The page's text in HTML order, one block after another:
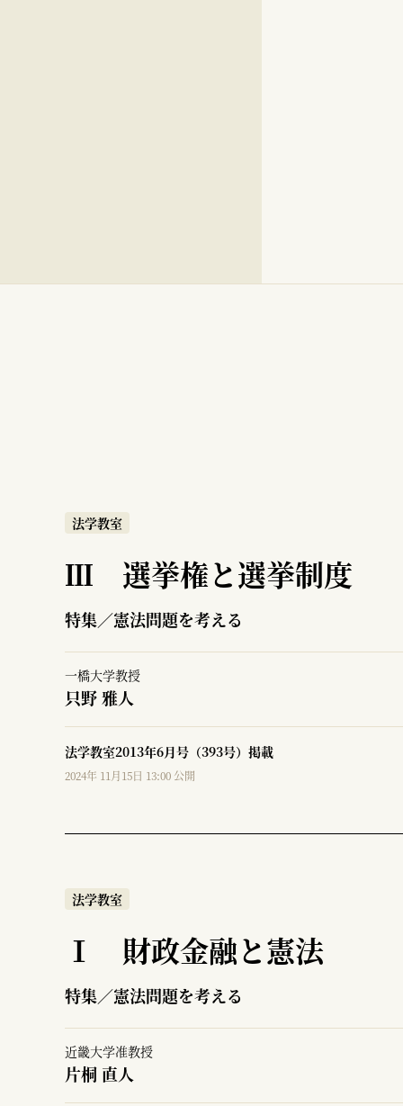
法学教室
Ⅲ 選挙権と選挙制度
特集／憲法問題を考える
一橋大学教授
只野 雅人
法学教室2013年6月号（393号）掲載
2024年 11月15日 13:00 公開
法学教室
Ⅰ 財政金融と憲法
特集／憲法問題を考える
近畿大学准教授
片桐 直人